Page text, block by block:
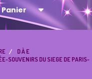
Panier
D À E
SOUVENIRS DU SIEGE DE PARIS-